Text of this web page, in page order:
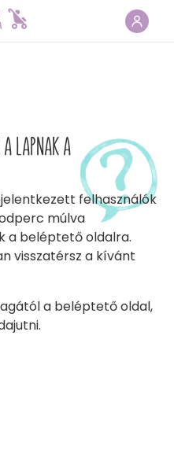
A LAPNAK A
felhasználók
múlva
a beléptető oldalra.
visszatérsz a kívánt
a beléptető oldal,